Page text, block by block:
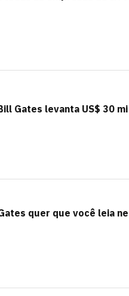
Gates levanta US$ 30
quer que você leia